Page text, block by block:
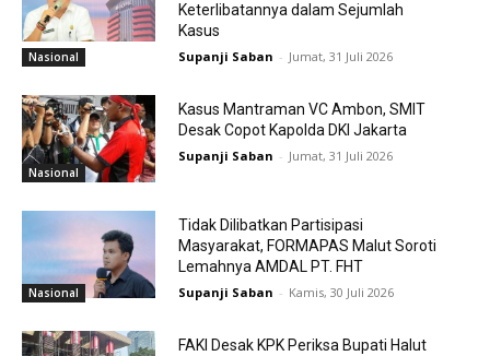
Nasional
Keterlibatannya dalam Sejumlah
Kasus
Supanji Saban - Jumat, 31 Juli 2026
Nasional
Kasus Mantraman VC Ambon, SMIT
Desak Copot Kapolda DKI Jakarta
Supanji Saban - Jumat, 31 Juli 2026
Nasional
Tidak Dilibatkan Partisipasi
Masyarakat, FORMAPAS Malut Soroti
Lemahnya AMDAL PT. FHT
Supanji Saban - Kamis, 30 Juli 2026
FAKI Desak KPK Periksa Bupati Halut